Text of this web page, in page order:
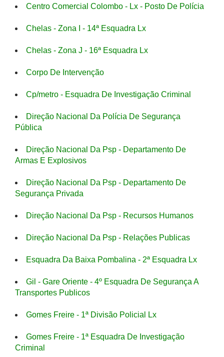
Centro Comercial Colombo - Lx - Posto De Polícia
Chelas - Zona I - 14ª Esquadra Lx
Chelas - Zona J - 16ª Esquadra Lx
Corpo De Intervenção
Cp/metro - Esquadra De Investigação Criminal
Direção Nacional Da Polícia De Segurança
Pública
Direção Nacional Da Psp - Departamento De
Armas E Explosivos
Direção Nacional Da Psp - Departamento De
Segurança Privada
Direção Nacional Da Psp - Recursos Humanos
Direção Nacional Da Psp - Relações Publicas
Esquadra Da Baixa Pombalina - 2ª Esquadra Lx
Gil - Gare Oriente - 4º Esquadra De Segurança A
Transportes Publicos
Gomes Freire - 1ª Divisão Policial Lx
Gomes Freire - 1ª Esquadra De Investigação
Criminal